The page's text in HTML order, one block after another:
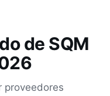
de SQM
proveedores